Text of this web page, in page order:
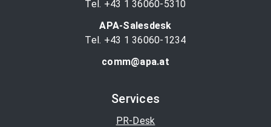
Tel. +43 1 36060-5310
APA-Salesdesk
Tel. +43 1 36060-1234
comm@apa.at
Services
PR-Desk